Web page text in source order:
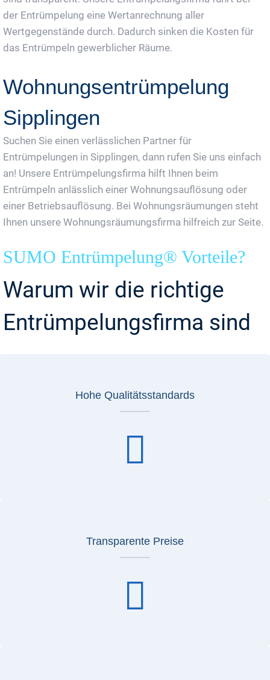
der Entrümpelung eine Wertanrechnung aller
Wertgegenstände durch. Dadurch sinken die Kosten für
das Entrümpeln gewerblicher Räume.
Wohnungsentrümpelung
Sipplingen
Suchen Sie einen verlässlichen Partner für
Entrümpelungen in Sipplingen, dann rufen Sie uns einfach
an! Unsere Entrümpelungsfirma hilft Ihnen beim
Entrümpeln anlässlich einer Wohnungsauflösung oder
einer Betriebsauflösung. Bei Wohnungsräumungen steht
Ihnen unsere Wohnungsräumungsfirma hilfreich zur Seite.
SUMO Entrümpelung® Vorteile?
Warum wir die richtige
Entrümpelungsfirma sind
Hohe Qualitätsstandards
Transparente Preise